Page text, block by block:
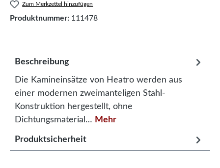
Zum Merkzettel hinzufügen
Produktnummer: 111478
Beschreibung
Die Kamineinsätze von Heatro werden aus
einer modernen zweimanteligen Stahl-
Konstruktion hergestellt, ohne
Dichtungsmaterial… Mehr
Produktsicherheit